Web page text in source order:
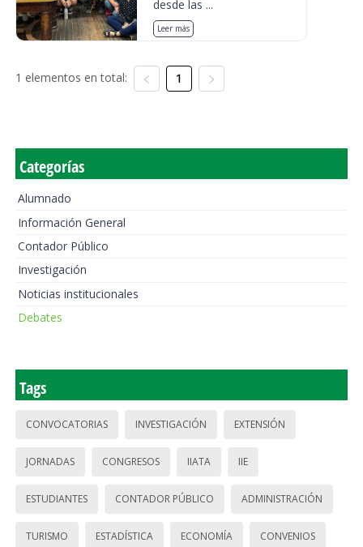
desde las ...
Leer más
1 elementos en total: 1
Categorías
Alumnado
Información General
Contador Público
Investigación
Noticias institucionales
Debates
Tags
CONVOCATORIAS INVESTIGACIÓN EXTENSIÓN
JORNADAS CONGRESOS IIATA IIE
ESTUDIANTES CONTADOR PÚBLICO ADMINISTRACIÓN
TURISMO ESTADÍSTICA ECONOMÍA CONVENIOS